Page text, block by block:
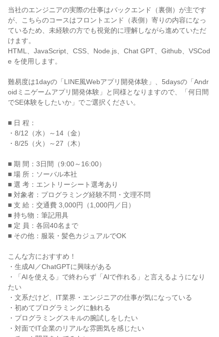
当社のエンジニアの実際の仕事はバックエンド（裏側）が主です
が、こちらのコースはフロントエンド（表側）寄りの内容になっ
ているため、未経験の方でも視覚的に理解しながら進めていただ
けます。
HTML、JavaScript、CSS、Node.js、Chat GPT、Github、VSCod
e を使用します。
難易度は1dayの「LINE風Webアプリ開発体験」、5daysの「Andr
oidミニゲームアプリ開発体験」と同様となりますので、「何日間
でSE体験をしたいか」でご選択ください。
■ 日 程：
・8/12（水）～14（金）
・8/25（火）～27（木）
■ 期 間：3日間（9:00～16:00）
■ 場 所：ソーバル本社
■ 選 考：エントリーシート選考あり
■ 対象者：プログラミング経験不問・文理不問
■ 支 給：交通費 3,000円（1,000円／日）
■ 持ち物：筆記用具
■ 定 員：各回40名まで
■ その他：服装・髪色カジュアルでOK
こんな方におすすめ！
・生成AI／ChatGPTに興味がある
・「AIを使える」で終わらず「AIで作れる」と言えるようになり
たい
・文系だけど、IT業界・エンジニアの仕事が気になっている
・初めてプログラミングに触れる
・プログラミングスキルの腕試しをしたい
・対面でIT企業のリアルな雰囲気を感じたい